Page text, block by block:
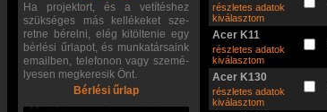
Ha projektort, és a vetítéshez
szükséges más kellékeket sze-
retne bérelni, elég kitöltenie egy
bérlési űrlapot, és munkatársaink
emailben, telefonon vagy szemé-
lyesen megkeresik Önt.
Bérlési űrlap
részletes adatok
kiválasztom
Acer K11
részletes adatok
kiválasztom
Acer K130
részletes adatok
kiválasztom